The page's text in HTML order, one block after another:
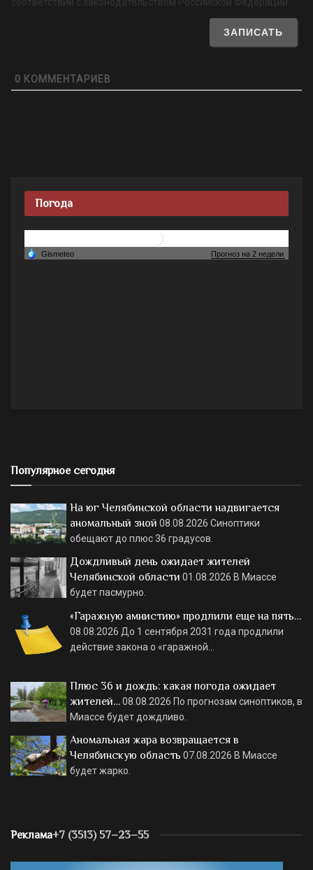
0 КОММЕНТАРИЕВ
Погода
Популярное сегодня
На юг Челябинской области надвигается
аномальный зной 08.08.2026 Синоптики
обещают до плюс 36 градусов.
Дождливый день ожидает жителей
Челябинской области 01.08.2026 В Миассе
будет пасмурно.
«Гаражную амнистию» продлили еще на пять…
08.08.2026 До 1 сентября 2031 года продлили
действие закона о «гаражной…
Плюс 36 и дождь: какая погода ожидает
жителей…08.08.2026 По прогнозам синоптиков, в
Миассе будет дождливо.
Аномальная жара возвращается в
Челябинскую область 07.08.2026 В Миассе
будет жарко.
Реклама+7 (3513) 57–23–55